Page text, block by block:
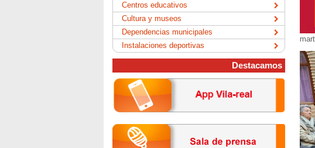
Centros educativos
Cultura y museos
Dependencias municipales
Instalaciones deportivas
Destacamos